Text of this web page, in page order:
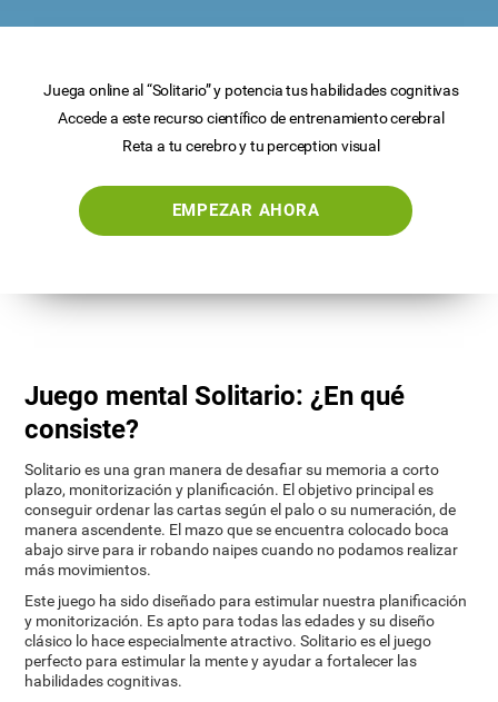
Juega online al “Solitario” y potencia tus habilidades cognitivas
Accede a este recurso científico de entrenamiento cerebral
Reta a tu cerebro y tu perception visual
EMPEZAR AHORA
Juego mental Solitario: ¿En qué
consiste?
Solitario es una gran manera de desafiar su memoria a corto
plazo, monitorización y planificación. El objetivo principal es
conseguir ordenar las cartas según el palo o su numeración, de
manera ascendente. El mazo que se encuentra colocado boca
abajo sirve para ir robando naipes cuando no podamos realizar
más movimientos.
Este juego ha sido diseñado para estimular nuestra planificación
y monitorización. Es apto para todas las edades y su diseño
clásico lo hace especialmente atractivo. Solitario es el juego
perfecto para estimular la mente y ayudar a fortalecer las
habilidades cognitivas.